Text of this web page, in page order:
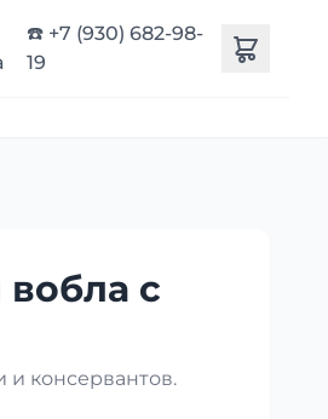
☎️ +7 (930) 682-98-
19
с
консервантов.